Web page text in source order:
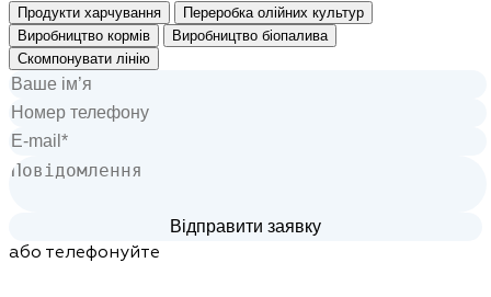
Продукти харчування
Переробка олійних культур
Виробництво кормів
Виробництво біопалива
Скомпонувати лінію
або телефонуйте